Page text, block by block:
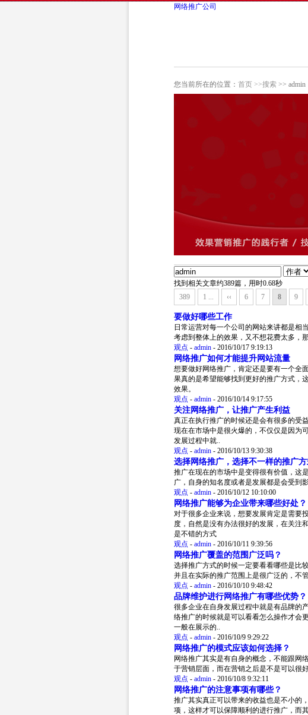
网络推广公司
您当前所在的位置： 首页 >>搜索>> admin
找到相关文章约389篇，用时0.68秒
389
1 ... ‹‹ 6 7 8 9
要做好哪些工作
日常运营对每一个公司的网站来讲都是相
考虑到整体上的效果，又不想花费太多，
观点 - admin- 2016/10/17 9:19:13
网络推广如何才能提升网站流量
想要做好网络推广，肯定还是要有一个全
果真的是希望能够找到更好的推广方式，
效果。
观点 - admin- 2016/10/14 9:17:55
关注网络推广，让推广产生利益
真正在执行推广的时候还是会有很多的受
现在在市场中是很火爆的，不仅仅是因为
发展过程中就..
观点 - admin- 2016/10/13 9:30:38
选择网络推广，选择不一样的推广
推广在现在的市场中是变得很有价值，这
广，自身的知名度或者是发展都是会受到
观点 - admin- 2016/10/12 10:10:00
网络推广能够为企业带来哪些好处？
对于很多企业来说，想要发展肯定是需要
度，自然是没有办法很好的发展，在关注
是不错的方式
观点 - admin- 2016/10/11 9:39:56
网络推广覆盖的范围广泛吗？
选择推广方式的时候一定要看看哪些是比
并且在实际的推广范围上是很广泛的，
观点 - admin- 2016/10/10 9:48:42
品牌维护进行网络推广有哪些优势？
很多企业在自身发展过程中就是有品牌的
络推广的时候就是可以看看怎么操作才会
一般在展示的..
观点 - admin- 2016/10/9 9:29:22
网络推广的模式应该如何选择？
网络推广其实是有自身的概念，不能跟网
于营销层面，而在营销之后是不是可以很
观点 - admin- 2016/10/8 9:32:11
网络推广的注意事项有哪些？
推广其实真正可以带来的收益也是不小的
项，这样才可以保障顺利的进行推广，而